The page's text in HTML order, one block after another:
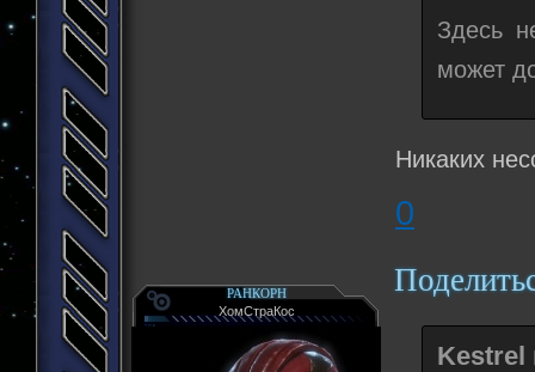
Здесь
может
Никаких
0
РАНКОРН
ХомСтраКос
Kestrel